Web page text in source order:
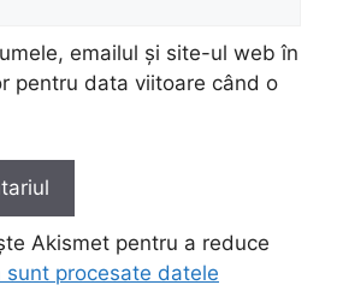
emailul și site-ul web în
pentru data viitoare când o
Akismet pentru a reduce
sunt procesate datele